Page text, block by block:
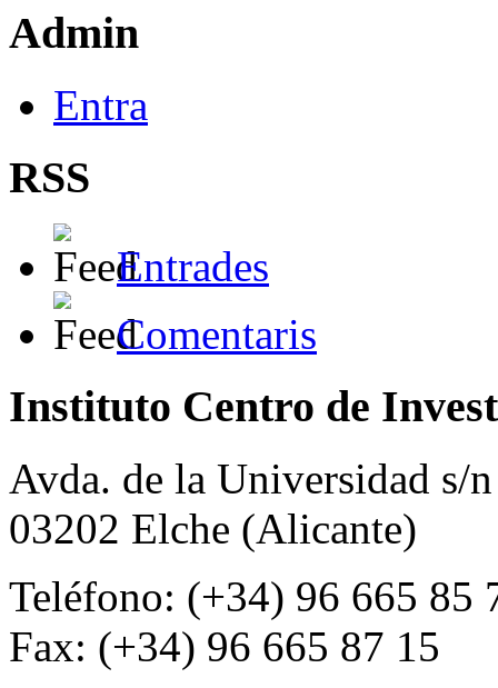
Admin
Entra
RSS
Entrades
Comentaris
Instituto Centro de
Avda. de la Universidad s/
03202 Elche (Alicante)
Teléfono: (+34) 96 665 85
Fax: (+34) 96 665 87 15